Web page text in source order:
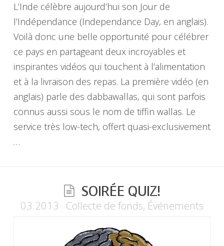
L’Inde célèbre aujourd’hui son Jour de
l’Indépendance (Independance Day, en anglais).
Voilà donc une belle opportunité pour célébrer
ce pays en partageant deux incroyables et
inspirantes vidéos qui touchent à l’alimentation
et à la livraison des repas. La première vidéo (en
anglais) parle des dabbawallas, qui sont parfois
connus aussi sous le nom de tiffin wallas. Le
service très low-tech, offert quasi-exclusivement
…
SOIRÉE QUIZ!
03.2013 Collecte de fonds, Événements